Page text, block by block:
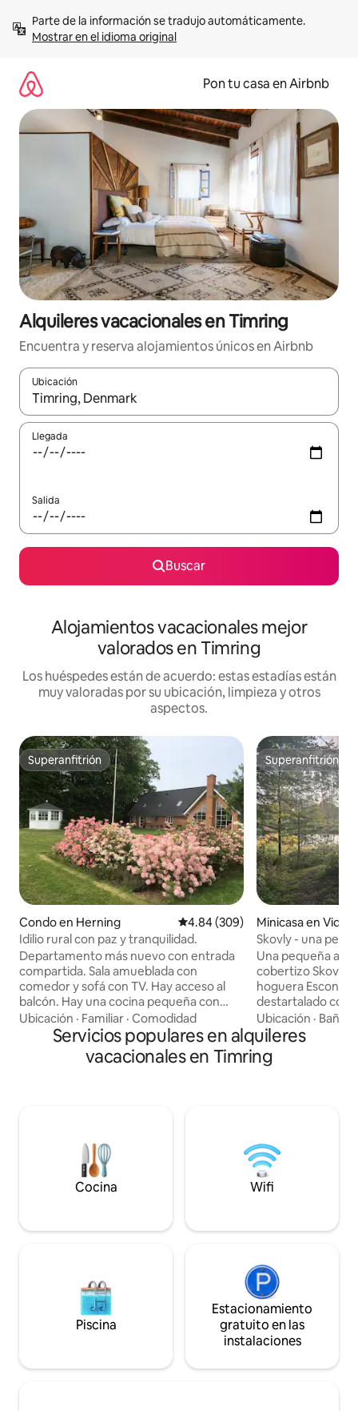
contenidoMostrar en el idioma original
Pon tu casa en Airbnb
Alquileres vacacionales en Timring
Encuentra y reserva alojamientos únicos en Airbnb
Ubicación
Cuando los resultados estén disponibles, navega con las
Llegada
Salida
Buscar
Alojamientos vacacionales mejor
valorados en Timring
Los huéspedes están de acuerdo: estas estadías están
muy valoradas por su ubicación, limpieza y otros
aspectos.
Superanfitrión
Superanfitrión
Condo en Herning Calificación promedio: 4.84 de
4.84 (309)
Idilio rural con paz y tranquilidad.
Departamento más nuevo con entrada
compartida. Sala amueblada con
comedor y sofá con TV. Hay acceso al
balcón. Hay una cocina pequeña con
freidora de aire, refrigerador, hervidor
de agua, vajilla, etc. No hay fregadero.
Platos/congelador en casa del anfitrión.
Baño grande con rompecabezas. Una
posiblemente espacios adicionales para
dormir. Hay acceso a instalaciones de
lavandería. Hay vistas al bosque, al
Ubicación · Familiar · Comodidad
Superanfitrión
Superanfitrión
Minicasa en
Skovly - una
vistas y hogueras
Una pequeña
cobertizo Skovly
hoguera
destartalado con
Despiértate con
el aroma del
mañana ilumina
brilla en la distancia. En el
cocinar bajo las
encontrarás los
y la tranquilidad
Ubicación · Baño
Servicios populares en alquileres
vacacionales en Timring
Cocina Wifi
Piscina
Estacionamiento
gratuito en las
instalaciones